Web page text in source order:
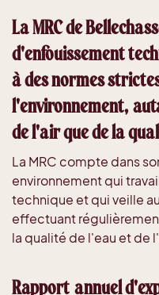
La MRC de
d'enfouissement
à des normes
l'environnement,
de l'air que de la
La MRC compte dans
environnement qui
technique et qui veille
effectuant
la qualité de l'eau et de
Rapport annuel